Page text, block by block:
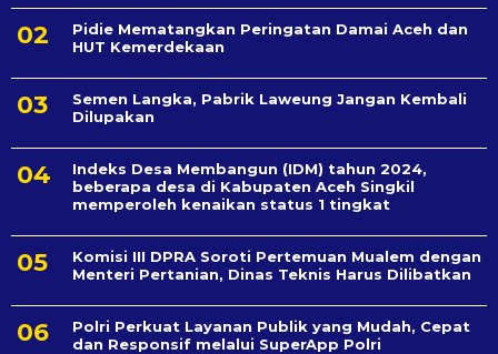
Pidie Mematangkan Peringatan Damai Aceh dan
HUT Kemerdekaan
Semen Langka, Pabrik Laweung Jangan Kembali
Dilupakan
Indeks Desa Membangun (IDM) tahun 2024,
beberapa desa di Kabupaten Aceh Singkil
memperoleh kenaikan status 1 tingkat
Komisi III DPRA Soroti Pertemuan Mualem dengan
Menteri Pertanian, Dinas Teknis Harus Dilibatkan
Polri Perkuat Layanan Publik yang Mudah, Cepat
dan Responsif melalui SuperApp Polri